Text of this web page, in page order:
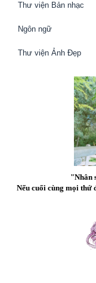
Thư viện Bản nhạc
Ngôn ngữ
Thư viện Ảnh Đẹp
"Nhân
Nếu cuối cùng mọi thứ